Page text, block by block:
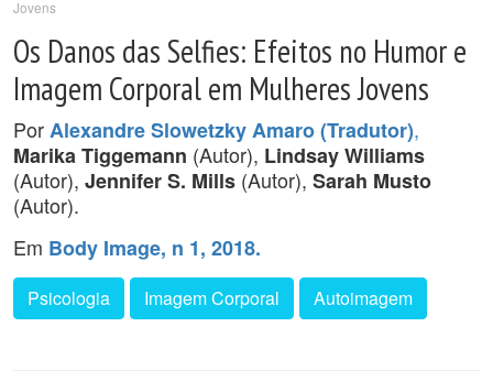
Jovens
Os Danos das Selfies: Efeitos no Humor e
Imagem Corporal em Mulheres Jovens
PorAlexandre Slowetzky Amaro (Tradutor),
Marika Tiggemann (Autor), Lindsay Williams
(Autor), Jennifer S. Mills (Autor), Sarah Musto
(Autor).
Em Body Image, n 1, 2018.
Psicologia Imagem Corporal Autoimagem